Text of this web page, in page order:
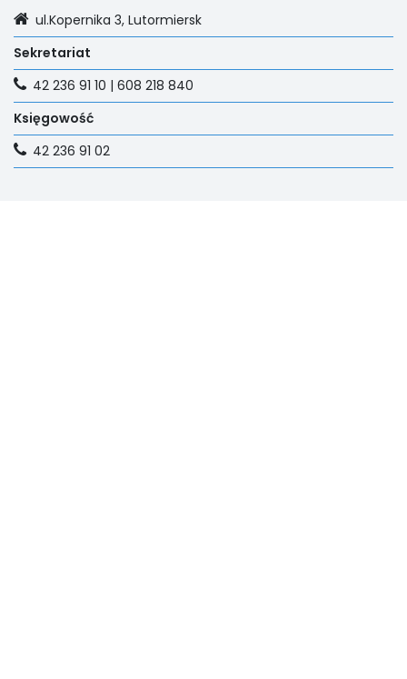
ul.Kopernika 3, Lutormiersk
Sekretariat
42 236 91 10 | 608 218 840
Księgowość
42 236 91 02